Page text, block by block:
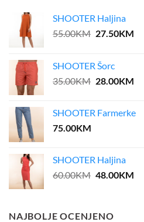
SHOOTER Haljina
55.00KM Original
55.00KM.
27.50KM
SHOOTER Šorc
35.00KM Original
35.00KM.
28.00KM
SHOOTER Farmerke
75.00KM
SHOOTER Haljina
60.00KM Original
60.00KM.
48.00KM
NAJBOLJE OCENJENO